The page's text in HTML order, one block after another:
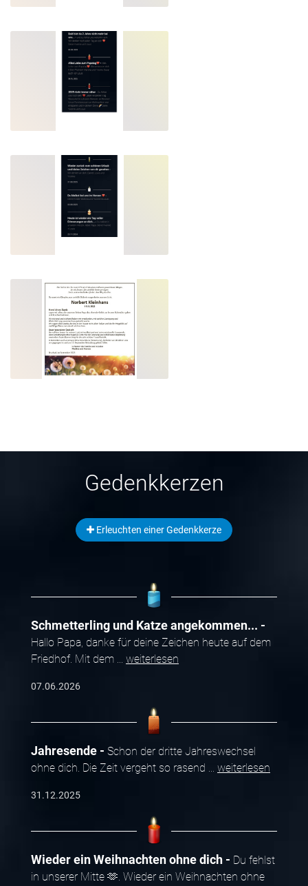
Gedenkkerzen
Erleuchten einer Gedenkkerze
Schmetterling und Katze angekommen...
Hallo Papa, danke für deine Zeichen heute auf dem
Friedhof. Mit dem ... weiterlesen
07.06.2026
Jahresende
Schon der dritte Jahreswechsel
ohne dich. Die Zeit vergeht so rasend ... weiterlesen
31.12.2025
Wieder ein Weihnachten ohne dich
Du fehlst
in unserer Mitte 🫶. Wieder ein Weihnachten ohne